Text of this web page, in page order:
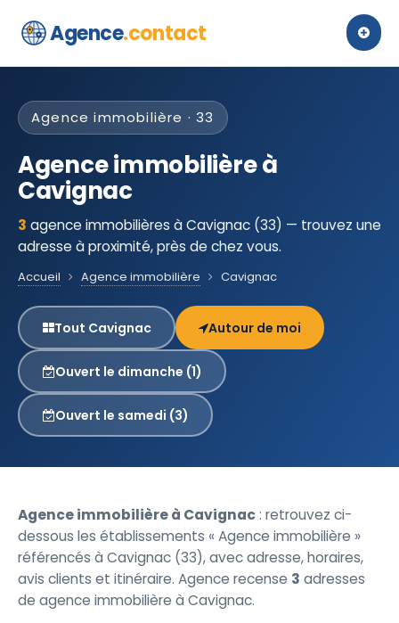
Agence.contact
Agence immobilière · 33
Agence immobilière à
Cavignac
3 agence immobilières à Cavignac (33) — trouvez une
adresse à proximité, près de chez vous.
Accueil Agence immobilière Cavignac
Tout Cavignac Autour de moi
Ouvert le dimanche (1)
Ouvert le samedi (3)
Agence immobilière à Cavignac: retrouvez ci-
dessous les établissements « Agence immobilière »
référencés à Cavignac (33), avec adresse, horaires,
avis clients et itinéraire. Agence recense 3 adresses
de agence immobilière à Cavignac.